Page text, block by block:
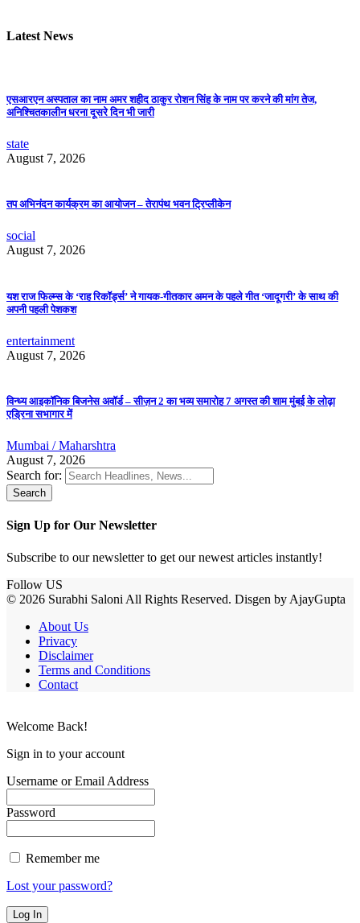
Latest News
एसआरएन अस्पताल का नाम अमर शहीद ठाकुर रोशन सिंह के नाम पर करने की मांग तेज,
अनिश्चितकालीन धरना दूसरे दिन भी जारी
state
August 7, 2026
तप अभिनंदन कार्यक्रम का आयोजन – तेरापंथ भवन ट्रिप्लीकेन
social
August 7, 2026
यश राज फिल्म्स के ‘राह रिकॉर्ड्स’ ने गायक-गीतकार अमन के पहले गीत ‘जादूगरी’ के साथ की
अपनी पहली पेशकश
entertainment
August 7, 2026
विन्ध्य आइकॉनिक बिजनेस अवॉर्ड – सीज़न 2 का भव्य समारोह 7 अगस्त की शाम मुंबई के लोढ़ा
एड्रिना सभागार में
Mumbai / Maharshtra
August 7, 2026
Search for:
Sign Up for Our Newsletter
Subscribe to our newsletter to get our newest articles instantly!
Follow US
© 2026 Surabhi Saloni All Rights Reserved. Disgen by AjayGupta
About Us
Privacy
Disclaimer
Terms and Conditions
Contact
Welcome Back!
Sign in to your account
Username or Email Address
Password
Remember me
Lost your password?